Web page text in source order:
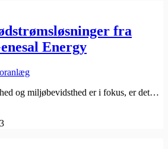
fra
Energy
og miljøbevidsthed er i fokus, er det…